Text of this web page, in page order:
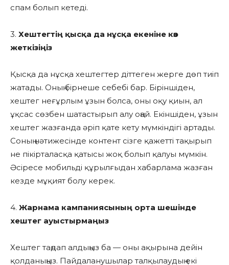
спам болып кетеді.
3. Хештегтің қысқа да нұсқа екеніне көз
жеткізіңіз
Қысқа да нұсқа хештегтер діттеген жерге дөп тиіп
жатады. Оның бірнеше себебі бар. Біріншіден,
хештег неғұрлым ұзын болса, оны оқу қиын, ал
ұқсас сөзбен шатастырып алу оңай. Екіншіден, ұзын
хештег жазғанда әріп қате кету мүмкіндігі артады.
Соның нәтижесінде контент сізге қажетті тақырып
не пікірталасқа қатысы жоқ болып қалуы мүмкін.
Әсіресе мобильді құрылғыдан хабарлама жазған
кезде мұқият болу керек.
4. Жарнама кампаниясының орта шешінде
хештег ауыстырмаңыз
Хештег таңдап алдыңыз ба — оны ақырына дейін
қолданыңыз. Пайдаланушылар талқылаудың екі